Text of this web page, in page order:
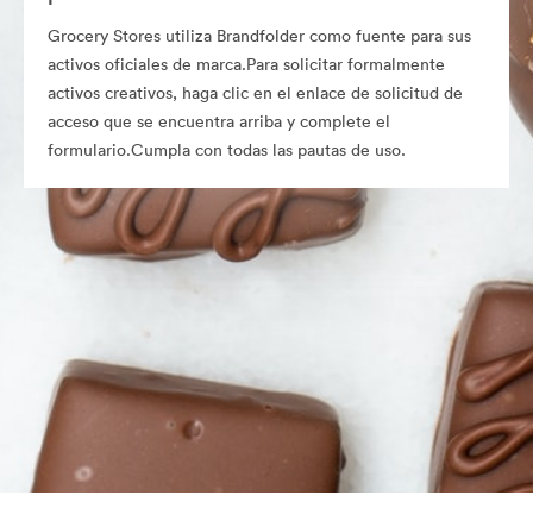
Grocery Stores utiliza Brandfolder como fuente para sus
activos oficiales de marca.Para solicitar formalmente
activos creativos, haga clic en el enlace de solicitud de
acceso que se encuentra arriba y complete el
formulario.Cumpla con todas las pautas de uso.